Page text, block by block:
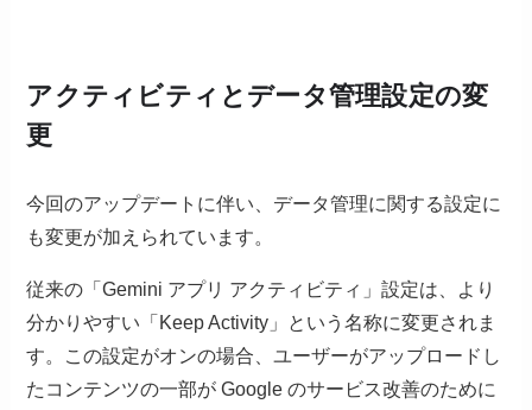
アクティビティとデータ管理設定の変
更
今回のアップデートに伴い、データ管理に関する設定に
も変更が加えられています。
従来の「Gemini アプリ アクティビティ」設定は、より
分かりやすい「Keep Activity」という名称に変更されま
す。この設定がオンの場合、ユーザーがアップロードし
たコンテンツの一部が Google のサービス改善のために